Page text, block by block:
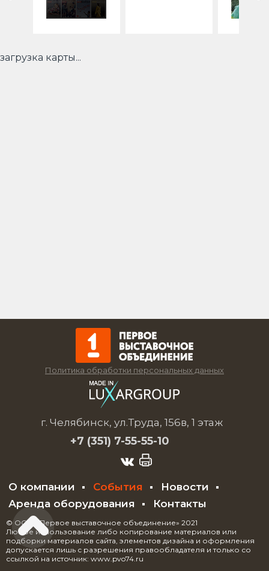
загрузка карты...
Политика обработки персональных данных
г. Челябинск, ул.Труда, 156в, 1 этаж
+7 (351) 7-55-55-10
О компании События
Новости
Аренда оборудования
Контакты
© ООО «Первое выставочное объединение» 2021
Любое использование либо копирование материалов или
подборки материалов сайта, элементов дизайна и оформления
допускается лишь с разрешения правообладателя и только со
ссылкой на источник: www.pvo74.ru